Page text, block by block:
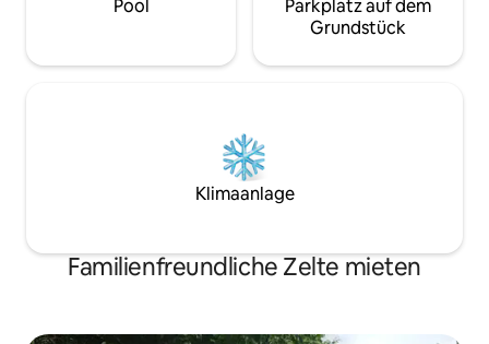
Pool
Parkplatz auf dem
Grundstück
Klimaanlage
Familienfreundliche Zelte mieten